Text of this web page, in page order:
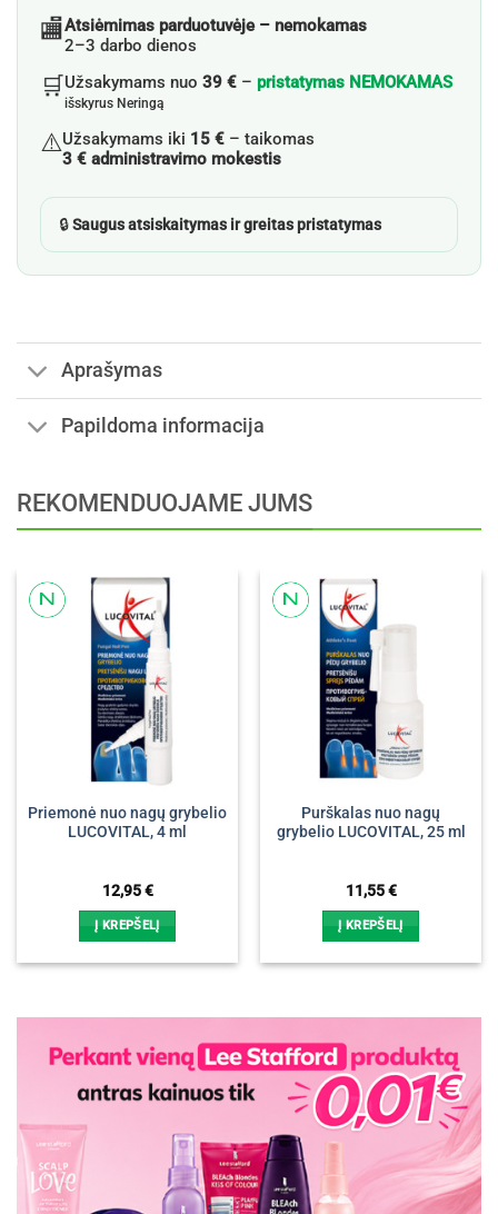
🏬Atsiėmimas parduotuvėje – nemokamas
2–3 darbo dienos
🛒Užsakymams nuo 39 € – pristatymas NEMOKAMAS
išskyrus Neringą
⚠️Užsakymams iki 15 € – taikomas
3 € administravimo mokestis
🔒Saugus atsiskaitymas ir greitas pristatymas
Aprašymas
Papildoma informacija
REKOMENDUOJAME JUMS
Priemonė nuo nagų grybelio
LUCOVITAL, 4 ml
12,95€
Į KREPŠELĮ
Purškalas nuo nagų
grybelio LUCOVITAL, 25 ml
11,55€
Į KREPŠELĮ